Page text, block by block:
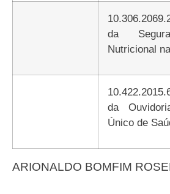
10.306.2069.20QH – Implementação
da
Nutricional
10.422.2015.6182 – Fortalecimento
da
Único de
ARIONALDO BOMFIM